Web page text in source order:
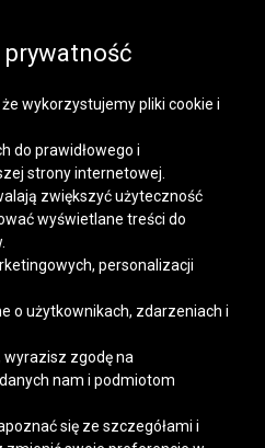
PRODUKT
Obsługi Klienta:
prywatność
wykorzystujemy pliki cookie i
do prawidłowego i
strony internetowej.
zwiększyć użyteczność
wyświetlane treści do
personalizacji
o użytkownikach, zdarzeniach i
wyrazisz zgodę na
nam i podmiotom
się ze szczegółami i